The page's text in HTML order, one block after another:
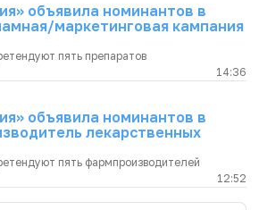
объявила номинантов в
маркетинговая кампания
пять препаратов
14:36
объявила номинантов в
лекарственных
пять фармпроизводителей
12:52